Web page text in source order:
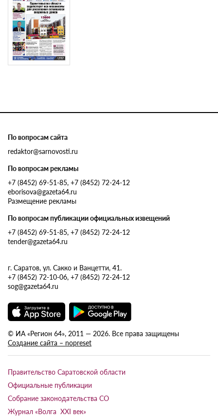
По вопросам сайта
redaktor@sarnovosti.ru
По вопросам рекламы
+7 (8452) 69-51-85, +7 (8452) 72-24-12
eborisova@gazeta64.ru
Размещение рекламы
По вопросам публикации официальных извещений
+7 (8452) 69-51-85, +7 (8452) 72-24-12
tender@gazeta64.ru
г. Саратов, ул. Сакко и Ванцетти, 41.
+7 (8452) 72-10-06, +7 (8452) 72-24-12
sog@gazeta64.ru
© ИА «Регион 64», 2011 — 2026. Все права защищены
Создание сайта – nopreset
Правительство Саратовской области
Официальные публикации
Собрание законодательства СО
Журнал «Волга XXI век»